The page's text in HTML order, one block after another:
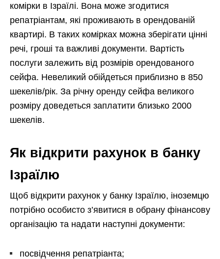
комірки в Ізраїлі. Вона може згодитися
репатріантам, які проживають в орендованій
квартирі. В таких комірках можна зберігати цінні
речі, гроші та важливі документи. Вартість
послуги залежить від розмірів орендованого
сейфа. Невеликий обійдеться приблизно в 850
шекелів/рік. За річну оренду сейфа великого
розміру доведеться заплатити близько 2000
шекелів.
Як відкрити рахунок в банку
Ізраїлю
Щоб відкрити рахунок у банку Ізраїлю, іноземцю
потрібно особисто з’явитися в обрану фінансову
організацію та надати наступні документи:
посвідчення репатріанта;